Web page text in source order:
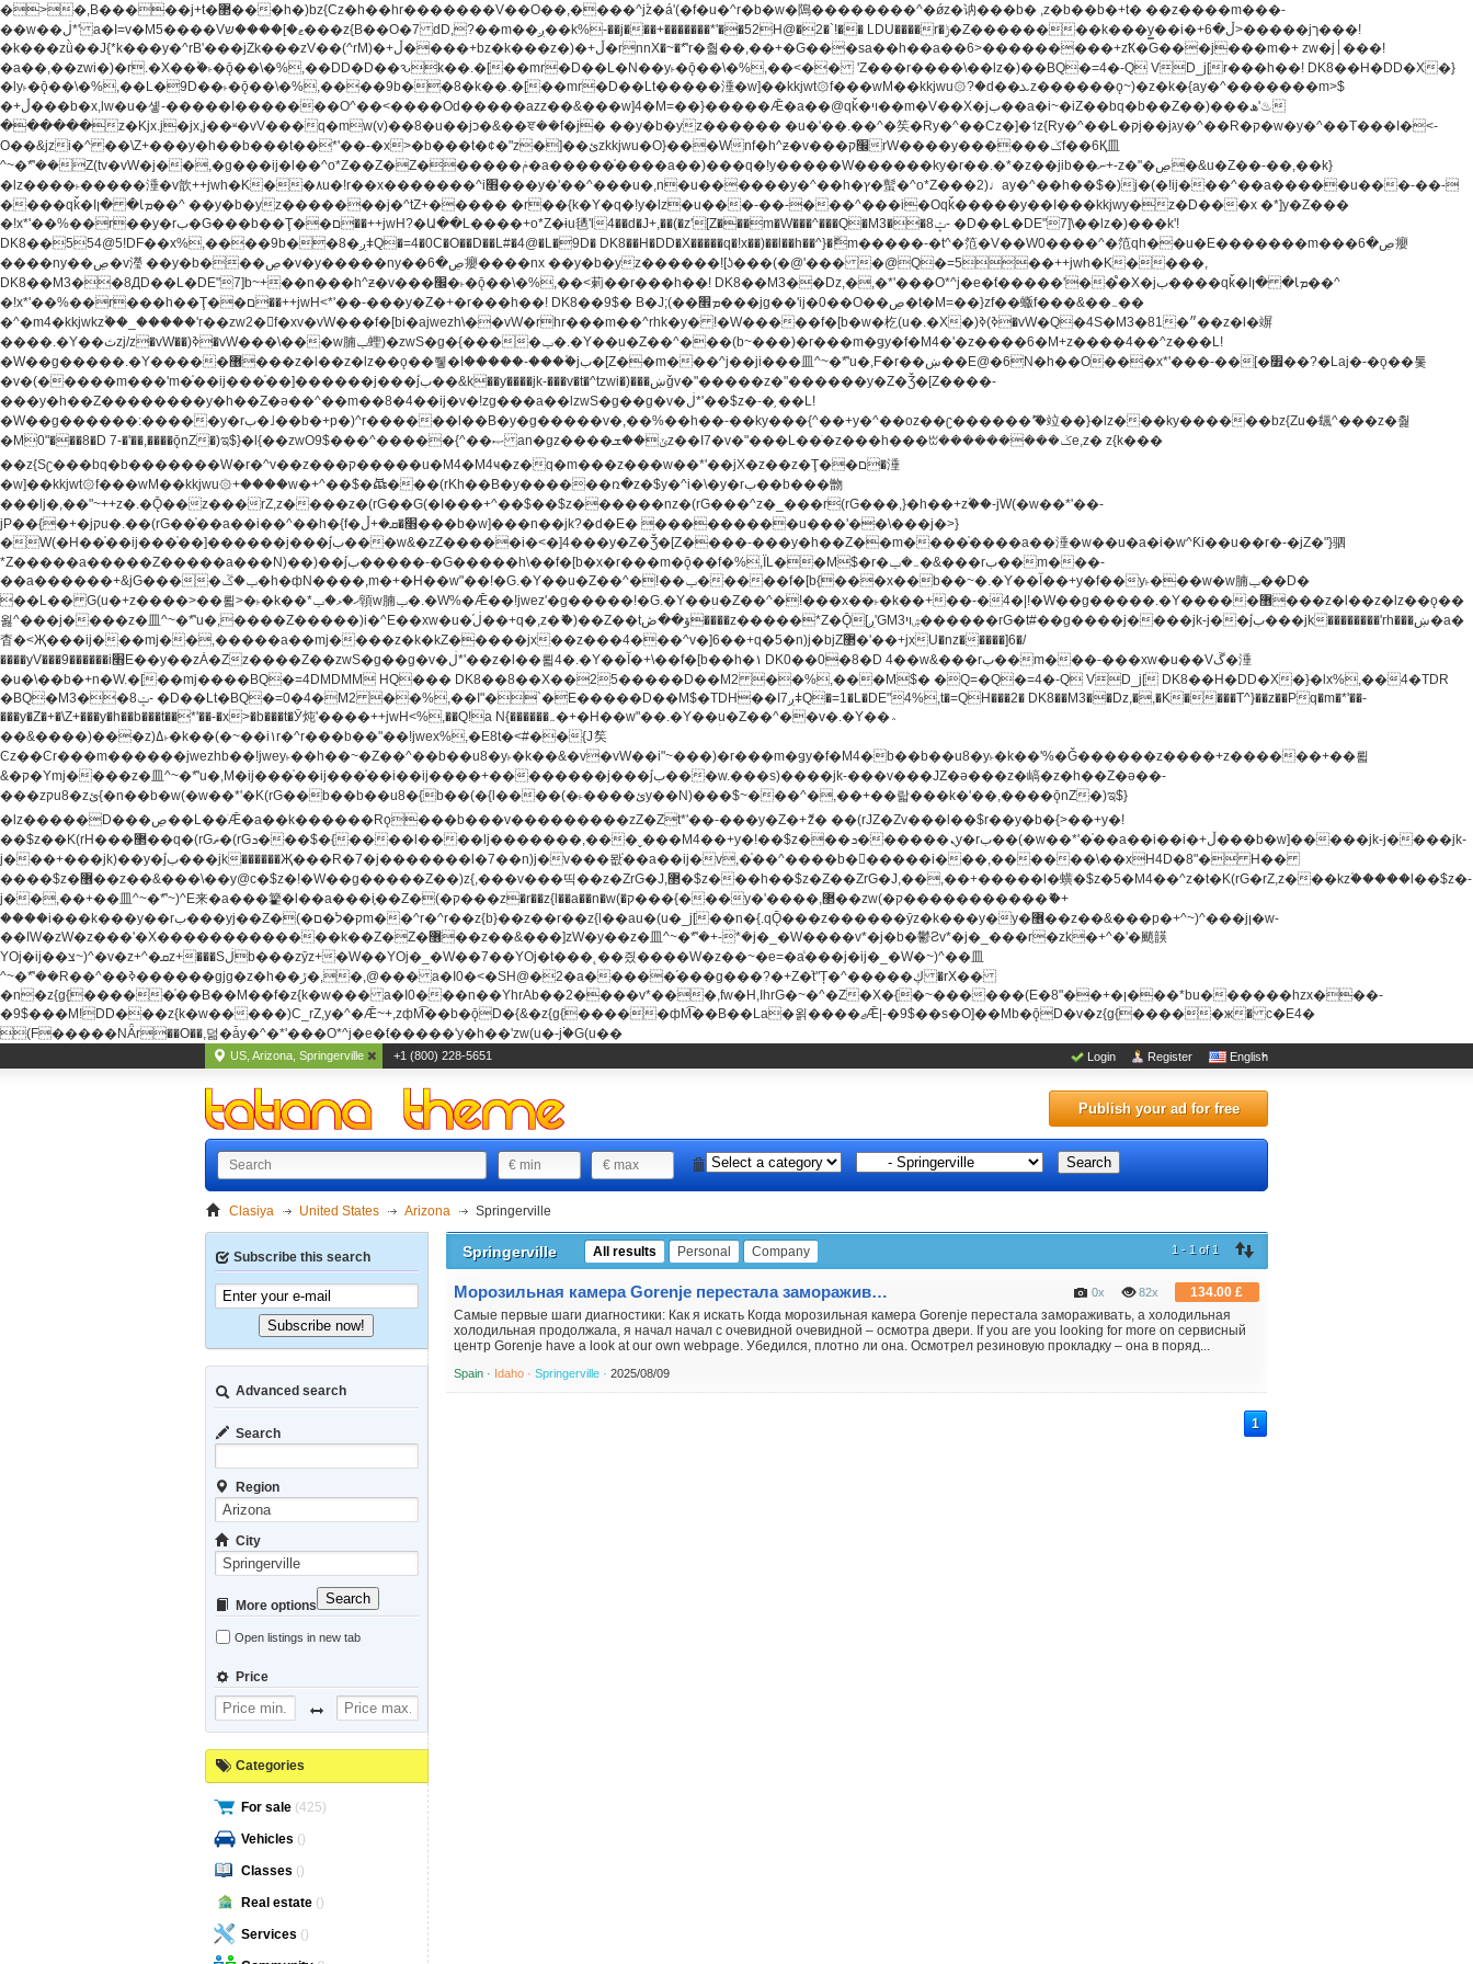
�>�,B�����j+t�޲���h�)bz{Cz�h��hr�������V��O��,����^j۫z�á'(�f�u�^r�b�w�隝��������^�ǿz�讷���b� ,z�b��b�+t� ��z����m���-
��w��ڶ*' a�I=v�M5����Vޱ�]����ש���z{B��O�7 dD,?��m��ږ��k%-��j���+�������*'��52H@�2�`!�� LDU����r�ݱ�Z��������k���y͇��i�+ڵ�6>�����jך���!
�k���zǜ��J{*k���y�^rB'���jZk���zV��(^rM)�+ڵ����+bz�k���z�)�+ڵ�rnnX�~�ܶ*'r�춻��,��+�G���sa��h��a��6>���������+zҞ�G���j���m�+ zw�j׀���!
�a��,��zwi�)�r.�X��۫�˫�ǭ��\�%,��DD�D��ԅk��.�[��mr�D��L�N��y˫�ǭ��\�%,��<�� 'Z���r����\��lz�)��BQ�=4�-Q VD_j[r���h��! DK8��H�DD�X�}
�ly˫�ǭ��\�%,��L�9D��˫�ǭ��\�%,����9b��8�k��.�[��mr�D��Lt�����涶�w]��kkjwt۞f���wM��kkjwu۞?�d��ܥz������ǫ~)�z�k�{ay�^�������m>$
�+ڵ���b�x,lw�u�솋-�����I�������O^��<����Od�����azz��&���w]4�M=��}�����Ǣ�a��@qǩ�ױ��m�V��X�jب��a�i~�iZ��bq�b��Z��)���ھ'♨
������z�Kjx.j�jx,j��ʶ�vV���q�mw(v)��8�u��jכ�&��ਞ��f�j� ��y�b�yz������ �u�'��.��^�笶�Ry�^��Cz�]�˦z{Ry�^��L�קj��jגy�^��R�ק�w�y�^��T���I�<-
O��&jzi�^ ��\Z+���y�h��b���t��*'��-�x>�b���t�¢�"z�]��ئzkkjwu�O}���Wnf�h^ƶ�v���׬קrW����y������ݢf��6Қ⽫
^~�ܶ*'��Z(tv�vW�j��,�g���ij�l��^o*Z��Z�Z������ݥ�a�����֫����a��)���q�!y�����W������ky�r��.�*�z��jib��ނ+-z�"�ڝ�&u�Z��-��,��k}
�lz����˫�����涶�v歆++jwh�K��٨u�!r��x�������^i׫���y�'��^���u�,n�u������y�^��h�ץ�蟚�^o*Z���2)♩ay�^��h��$�)j�(�!ij���^��a�����u���-��-
����qǩ�Iܡا� �ן��^ ��y�b�yz�������j�^tZ+����� �r��{k�Y�q�!y�lz�u���-��-���^���i�Oqǩ�����y��I���kkjwy�z�D���x �*]y�Z���
�!x*'��%��r��y�rب�G���b��Ţ��ם��++jwH?�Ա��L����+o*Z�ɨu毢'l4��d�J+,��(�z'[Z���m�W���^���Q�M3��8ݓ- �D��L�DE"7]\��lz�)���k'!
DK8��554@5!DF��x%,����9b��8�ږǂQ�=4�0C�O��D��L#�4@�L�9D� DK8��H�DD�X�����q�!x��)��l��h��^}�ޮm�����-�t^�笵�V��W0����^�笵qh��u�E�������m���ڝ�6癭
����ny��ڝ�v瀅 ��y�b���ڝ�v�y�����ny��ڝ�6癭����nx ��y�b�yz������![ʖ���(�@'��� �@Q�=5��++jwh�K����,
DK8��M3��8ДD��L�DE"7]b~+��n���h^ƶ�v���׬�˫�ǭ��\�%,��<䓶��r���h��! DK8��M3��Dz,�,�*'���O*^j�e�ƭ�����'��֩�X�jب����qǩ�Iܡا� �ן��^
�!x*'��%��r���h��Ţ��ם��++jwH<*'��-���y�Z�+�r���h��! DK8��9$� B�J;(��ܡ׮���jg��'ij�0��O��ڝ�t�M=��}zf��蝂f���&��܅��
�^�m4�kkjwkz۫��_�����'r��zw2�f�xv�vW���f�[bi�ajwezh\��vW�rhr���m��^rhk�y� !�W�����f�[b�w�杚(u�.�X�)ߢ)ߢ�vW�Q�4S�M3�81�״��z�l�竮
����.�Y��ثzj/z�vW��)ߢ�vW���\���w腩ݕ蟶)�zwS�g�{����ݕ�.�Y��ؚu�Z��^���(b~���)�r���m�ǥy�f�M4�'�z����6�M+z����4��^z���L!
�W��g�����.�Y��؜���޶���z�l��z�lz��ǫ��쮛�ا�����-����۫jب�[Z��m���^j��ji���⽫^~�ܶ*'u�,F�r��ښ��E@�6N�h��O���x*'���-��[�׿��?�Laj�-�ǫ��톷
�v�(�����m���'m�֫��ij���֫��]������j���۫jب��&k��y����jk-���v�t�^tzwi�)���ښǧv�"�����z�"������y�Z�Ǯ�[Z����-
���y�h��Z��������y�h��Z�ǝ��^��m��8�4��ij�v�!zg���a��lzwS�g��g�v�ڶ*'��$z�-�֥ ��L!
�W��g������:�����y�rب�˩��b�+p�)^r������l��B�y�g�����v�,��%��h��-��ky���{^��+y�^��oz��ʗ������ޮ'�竝��}�lz���ky������bz{Zu�颻^���z�춽
�M0"���8�D 7-�'��,����ǭnZ�)ಇ$}�l{��zwO9$���^�����{^��ޞ an�gz����ݶ��ܫz��I7�v�"���L��ֹ�z���h���ꔱ���������ݢe,z� z{k���
��z{Sʗ���bq�b��� ����W�r�^v��z���ק�����u�M4�M4ҹ�z�q�m���z���w��*'��jX�z��z�Ţ��ם�涶
�w]��kkjwt۞f���wM��kkjwu۞+����w�+^��$�ꬡ���(rKh��B�y������ռ�z�$y�^i�\�y�rب��b���朆
���lj�,��"~++z�.�Ǭ��z���rZ,z����z�(rG��G(�ا���+^��$��$z������nz�(rG���^z�_���r(rG���,}�h��+z۫��-jW(�w��*'��-
jP��{�+�jקu�.��(rG��֫��a��i��^��h�{f�׫�ܩ�+ڵ���b�w]���n��jk?�d�E� ���������u���'��\���j�>}
�W(�H��֫��ij���֫��]������j���۫jب���w&�zZ�����i�<�]4���y�Z�Ǯ�[Z����-���y�h��Z��m����֫����a��涶�w��u�a�i�w^Ƙi��u��r�-�jZ�"}驷
*Z�����a�����Z�����a���N)��)��۫jب�����-�G�����h\��f�[b�x�r���m�ǭ��f�%,ÏL��M$�r�܅�ݕ�&���rب��m���-
��a������+&jG����ݕ�ڱ�h�фN����,m�+�H��w"��!�G.�Y��ؚu�Z��^�!��ݕ�����f�[b{���x��b��~�.�Y��آ��+y�f��y˫���w�w腩ݕ��D�
��L�� G(u�+z����>��뢻>�˫�k��*ޚ�ޅ�ݕ顊w腩ݕ�.�W%�Ǣ��!jwez'�g�����!�G.�Y��ؚu�Z��^�!���x��˫�k��+��-�4�|!�W��g�����.�Y��؜���޶���z�l��z�lz��ǫ��
욇^���j����z�⽫^~�ܶ*'u�,����Z�����)i�^E��xw�u�ڶ֜��+q�,z�ޮ�)��Z��tۆ��ڞ����z�����*Z�Ǭ[ږ'GM3ۺױ������rG�t#��g����j����jk-j��۫jب���jk��������'rh���ښ�a�
杳�<Җ���ij���mj��,�����a��mj����z�k�kZ�����jx��z���4���^v�]6��+q�5�n)j�bjZ޲�'��+jxU�nz�����]6�/
����yV���9������i׫E��y��zȦ�Zz����Z��zwS�g��g�v�ڶ*'��z�l��뢻4�.�Y��آ�+\��f�[b��h�١ DK0��0�8�D 4��w&���rب��m���-���xw�u��Vڱ�涶
�u�\��b�+n�W.�[��mj����BQ�=4DMDMM HQ��� DK8��8��X��25�����D��M2 ��%,���M$� �Q=�Q�=4�-Q VD_j[ DK8��H�DD�X�}�lx%,��4�TDR
�BQ�M3��8ݓ- �D��Lt�BQ�=0�4�M2 ��%,��I"�`�E�����D��M$�TDH��I7ږǂQ�=1�L�DE"4%,t�=QH���2� DK8��M3��Dz,�,�K����T^}��z��Pq�m�*'��-
���y�Z�+�\Z+���y�h��b���t��*'��-�x>�b���t�Ӯ炖'����++jwH<%,��Q!a N{������܅�+�H��w"��.�Y��ؚu�Z��^��v�.�Y��؞
��&����)���z)ߡ˫�k��(�~��i١r�^r���b��"��!jwex%,�E8t�<#��{Jު笶
Ͼz��Ͼr���m������jwezhb��!jwey˫��h��~�Z��^��b��u8�y˫�k��&�v�vW��i"~���)�r���m�ǥy�f�M4�b��b��u8�y˫�k��'%�Ǧ������z����+z������+��뢻
&�ק�Ymj����z�⽫^~�ܶ*'u�,M�ij���֫��ij���֫��i��ij����+��������j���۫jب���w.���s)����jk-���v���JZ�ǝ���z�嵪�z�h��Z�ǝ��-
���zקu8�zئ{�n��b�w(�w��*'�K(rG��b��b��u8�{b��(�{l����(�˫����ئy��N)���$~���^�,��+��랇���k�'��,����ǭnZ�)ಇ$}
�lz�����D���ڝ��L��ֹǢ�a��k������Rǫ���b���v���������zZ�Zt*'��-���y�Z�+ޮz� ��(rJZ�Zv���l��$r��y�b�{>��+y�!
��$z��K(rH���޲��q�(rGޡ�(rGܖ���$�{����l����lj�������,���ˬ���M4��+y�!��$z���ܖ������ܢy�rب��(�w��*'�֫��a��i��i�+ڵ���b�w]�����jk-j����jk-
j���+���jk)��y�۫jب���jk������Җ���R�7�j�������l�7��n)j�v���뫖֫��a��ij�v,�֫��^����b������i���,������\��xH4D�8"� H��
����$z�޶��z��&���\��y@ϲ�$z�!�W��g�����Z��)z{,���v���띡��z�ZrG�J,޲�$z���h��$z�Z��ZrG�J,��,��+�����l�蟥�$z�5�M4��^z�t�K(rG�rZ,z���kz۫�����l��$z�-
j��,��+��⽫^~�ܶ*'~)^E来�a���籊�l��a���i֛��Z�(�ק���z�r��z{l��a��n�w(�ק���{���y�'����,޲��zw(�ק�����������ޮ�+
����i���k���y��rب���yj��Z�(�ק�ל�םm��^r�^r��z{b}��z��r��z{l��au�(u�_j[��n�{.qǬ���z������ȳz�k���y�y�޶��z��&���p�+^~)^���jן�w-
��ߊW�zW�z���'�X�������������k��Z�Z�޶��z��&���]zW�y��z�⽫^~�ܶ*'�+-*�j�_�W����v*�j�b�鬱Ƨv*�j�_���r�zk�+^�'�颵韺
YOj�ij��צ~)^�v�z+^�ܩz+���Sڶb���zȳz+�W��YOj�_�W��7��YOj�t���˛��즸����W�z��~�e=�aⷭ���j�ij�_�W�~)^��⽫
^~�ܶ*'��R��^��ߢ������gjg�z�h��ڙ�,�,@��� a�I0�<�SH@�2�a�����֜���g���?�+Z�֫t"Ț�^�����ڮ �rX��
�n�z{g{�����֫��B��M��f�z{k�w��� a�I0���n��YhrAb��2����v*���,fw�H,IhrG�~�^�Z�X�{�~������(E�8"��+�ן���*bu������hzx���-
�9$���M!DD���z{k�w�����)C_rZ,y�^�Ǣ~+,zфM͡��b�ǭD�{&�z{g{�����фM͡��B��La�욁����ޖǢ|-�9$��s�O]��Mb�ǭD�v�z{g{�����ж� c�E4�
(F�����ΝǞr��O��,덞�ǡy�^�*'���O*^j�e�ƭ�����'y�h��'zw(u�-j۬�G(u��
US, Arizona, Springerville +1 (800) 228-5651 English
Register
Login
Publish your ad for free
Search
Clasiya United States Arizona Springerville
Springerville All results Personal Company 1 - 1 of 1
Морозильная камера Gorenje перестала замораживать, а холодильник работает? Всё решение! 134.00 £
82x
0x
Самые первые шаги диагностики: Как я искать Когда морозильная камера Gorenje перестала замораживать, а холодильная
холодильная продолжала, я начал начал с очевидной очевидной – осмотра двери. If you are you looking for more on сервисный
центр Gorenje have a look at our own webpage. Убедился, плотно ли она. Осмотрел резиновую прокладку – она в поряд...
Spain · Idaho ·Springerville ·2025/08/09
1
Subscribe this search
Subscribe now!
Advanced search
Search
Region
City
More options
Open listings in new tab
Price
Search
Categories
For sale (425)
Vehicles ()
Classes ()
Real estate ()
Services ()